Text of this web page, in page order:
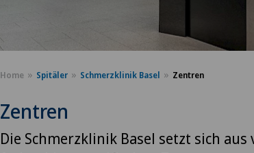
Home Spitäler Schmerzklinik Basel Zentren
Zentren
Die Schmerzklinik Basel setzt sich aus